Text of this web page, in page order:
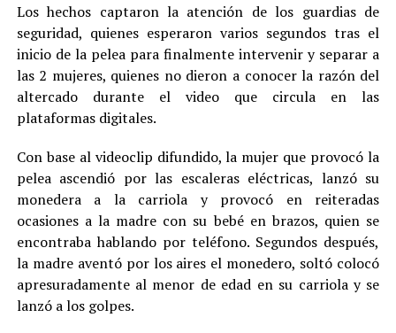
Los hechos captaron la atención de los guardias de
seguridad, quienes esperaron varios segundos tras el
inicio de la pelea para finalmente intervenir y separar a
las 2 mujeres, quienes no dieron a conocer la razón del
altercado durante el video que circula en las
plataformas digitales.
Con base al videoclip difundido, la mujer que provocó la
pelea ascendió por las escaleras eléctricas, lanzó su
monedera a la carriola y provocó en reiteradas
ocasiones a la madre con su bebé en brazos, quien se
encontraba hablando por teléfono. Segundos después,
la madre aventó por los aires el monedero, soltó colocó
apresuradamente al menor de edad en su carriola y se
lanzó a los golpes.